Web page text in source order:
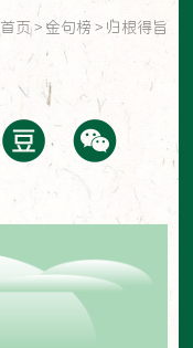
首页 > 金句榜 > 归根得旨